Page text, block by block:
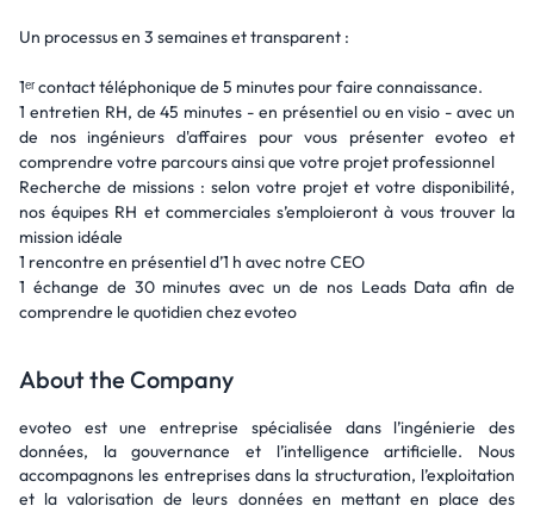
Un processus en 3 semaines et transparent :
1ᵉʳ contact téléphonique de 5 minutes pour faire connaissance.
1 entretien RH, de 45 minutes - en présentiel ou en visio - avec un
de nos ingénieurs d'affaires pour vous présenter evoteo et
comprendre votre parcours ainsi que votre projet professionnel
Recherche de missions : selon votre projet et votre disponibilité,
nos équipes RH et commerciales s’emploieront à vous trouver la
mission idéale
1 rencontre en présentiel d’1 h avec notre CEO
1 échange de 30 minutes avec un de nos Leads Data afin de
comprendre le quotidien chez evoteo
About the Company
evoteo est une entreprise spécialisée dans l’ingénierie des
données, la gouvernance et l’intelligence artificielle. Nous
accompagnons les entreprises dans la structuration, l’exploitation
et la valorisation de leurs données en mettant en place des